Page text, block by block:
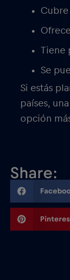
Cubre
Tiene
Se
Si estás
países,
opción
Share: